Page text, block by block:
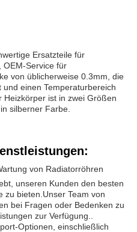
Ersatzteile für
OEM-Service für
von üblicherweise 0.3mm, die
einen Temperaturbereich
Heizkörper ist in zwei Größen
silberner Farbe.
von Radiatorröhren
unseren Kunden den besten
zu bieten.Unser Team von
bei Fragen oder Bedenken zu
zur Verfügung..
Optionen, einschließlich